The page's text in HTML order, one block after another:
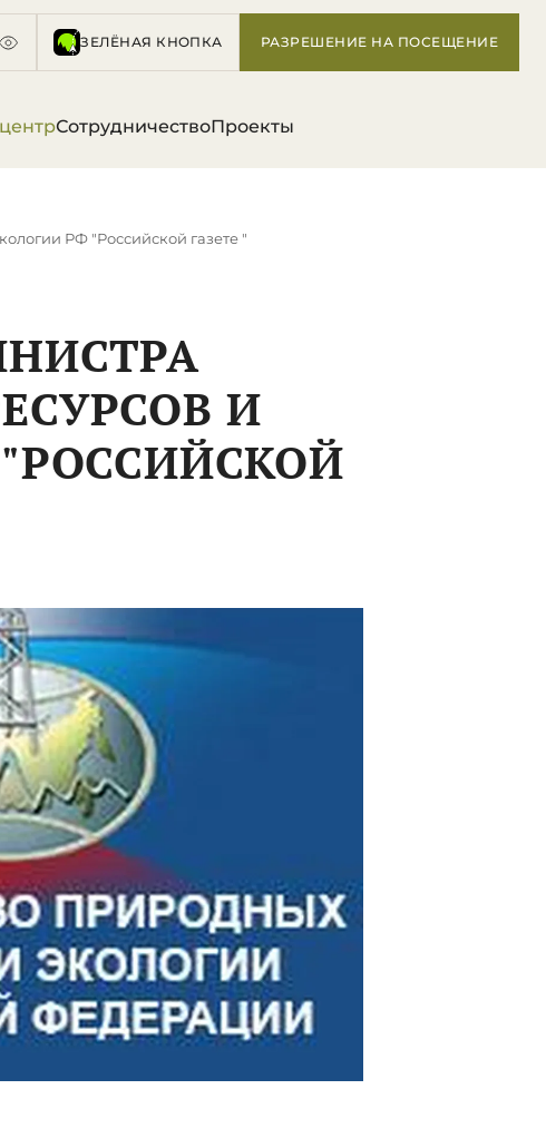
ЗЕЛЁНАЯ КНОПКА РАЗРЕШЕНИЕ НА ПОСЕЩЕНИЕ
СотрудничествоПроекты
РФ "Российской газете "
И